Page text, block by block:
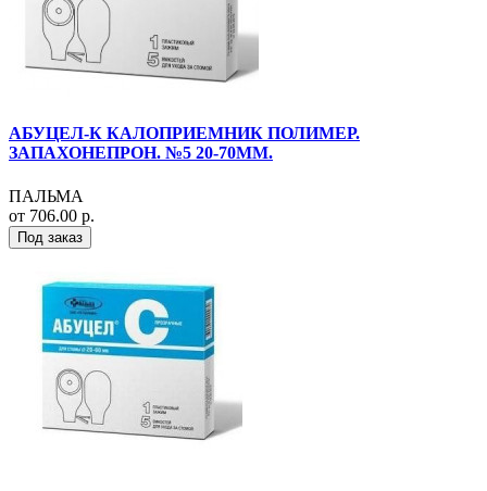
АБУЦЕЛ-К КАЛОПРИЕМНИК ПОЛИМЕР.
ЗАПАХОНЕПРОН. №5 20-70ММ.
ПАЛЬМА
от 706.00 р.
Под заказ